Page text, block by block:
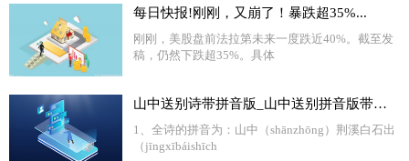
每日快报!刚刚，又崩了！暴跌超35%...
刚刚，美股盘前法拉第未来一度跌近40%。截至发
稿，仍然下跌超35%。具体
山中送别诗带拼音版_山中送别拼音版带拼音 天天新要闻
1、全诗的拼音为：山中（shānzhōng）荆溪白石出
（jīngxībáishīch